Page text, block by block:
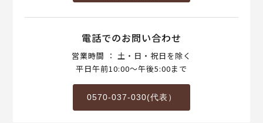
電話でのお問い合わせ
営業時間 ： 土・日・祝日を除く
平日午前10:00～午後5:00まで
0570-037-030(代表）